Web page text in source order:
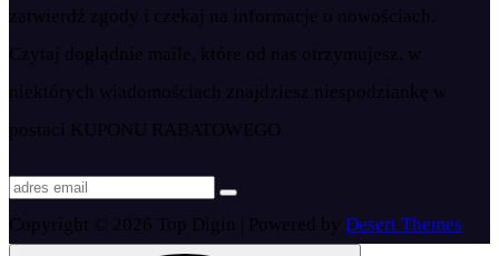
zatwierdź zgody i czekaj na informacje o nowościach.
Czytaj doglądnie maile, które od nas otrzymujesz, w
niektórych wiadomościach znajdziesz niespodziankę w
postaci KUPONU RABATOWEGO
Copyright © 2026 Top Digin | Powered by Desert Themes